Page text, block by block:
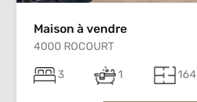
Maison à vendre
4000 ROCOURT
3 1 164